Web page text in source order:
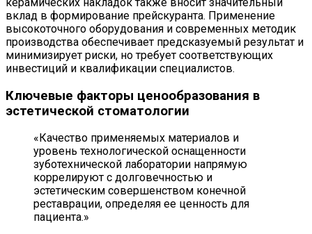
вклад в формирование прейскуранта. Применение
высокоточного оборудования и современных методик
производства обеспечивает предсказуемый результат и
минимизирует риски, но требует соответствующих
инвестиций и квалификации специалистов.
Ключевые факторы ценообразования в
эстетической стоматологии
«Качество применяемых материалов и
уровень технологической оснащенности
зуботехнической лаборатории напрямую
коррелируют с долговечностью и
эстетическим совершенством конечной
реставрации, определяя ее ценность для
пациента.»